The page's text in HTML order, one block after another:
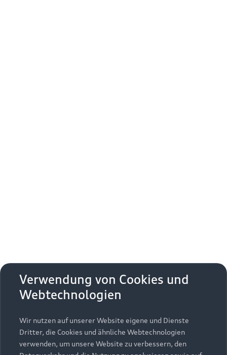
Zurück nach oben
Modelle
Alle Modelle
Modelle vergleichen
Kaufen & leasen
Service & Zubehör
Verwendung von Cookies und
Webtechnologien
Wir nutzen auf unserer Website eigene und Dienste
Dritter, die Cookies und ähnliche Webtechnologien
verwenden, um unsere Website zu verbessern, den